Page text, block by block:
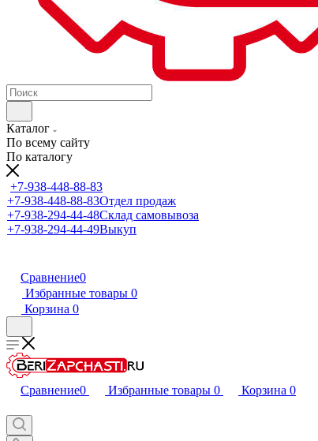
Каталог
По всему сайту
По каталогу
+7-938-448-88-83
+7-938-448-88-83Отдел продаж
+7-938-294-44-48Склад самовывоза
+7-938-294-44-49Выкуп
Сравнение0
Избранные товары 0
Корзина 0
Сравнение0 Избранные товары 0 Корзина 0